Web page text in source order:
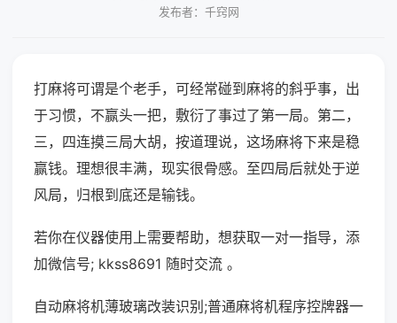
发布者：千窍网
打麻将可谓是个老手，可经常碰到麻将的斜乎事，出
于习惯，不赢头一把，敷衍了事过了第一局。第二，
三，四连摸三局大胡，按道理说，这场麻将下来是稳
赢钱。理想很丰满，现实很骨感。至四局后就处于逆
风局，归根到底还是输钱。
若你在仪器使用上需要帮助，想获取一对一指导，添
加微信号; kkss8691 随时交流 。
自动麻将机薄玻璃改装识别;普通麻将机程序控牌器一